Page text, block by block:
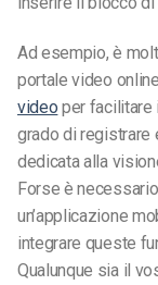
Ad esempio, è
portale video
video per facilitare
grado di registrare
dedicata alla
Forse è
un’applicazione
integrare queste
Qualunque sia il